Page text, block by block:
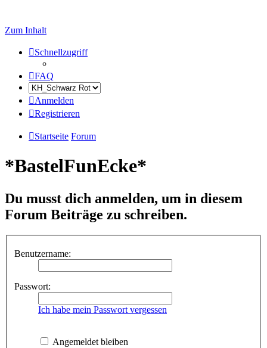
Zum Inhalt
Schnellzugriff
FAQ
Anmelden
Registrieren
Startseite Forum
*BastelFunEcke*
Du musst dich anmelden, um in diesem
Forum Beiträge zu schreiben.
Benutzername:
Passwort:
Ich habe mein Passwort vergessen
Angemeldet bleiben